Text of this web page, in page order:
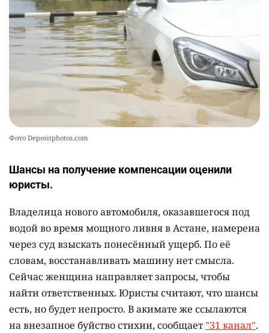
10
🎬 Умер известный казахстанский
кинорежиссёр Ардак Амиркулов
2287 0 50
Фото Depositphotos.com
Шансы на получение компенсации оценили
юристы.
Владелица нового автомобиля, оказавшегося под
водой во время мощного ливня в Астане, намерена
через суд взыскать понесённый ущерб. По её
словам, восстанавливать машину нет смысла.
Сейчас женщина направляет запросы, чтобы
найти ответственных. Юристы считают, что шансы
есть, но будет непросто. В акимате же ссылаются
на внезапное буйство стихии, сообщает "31 канал".